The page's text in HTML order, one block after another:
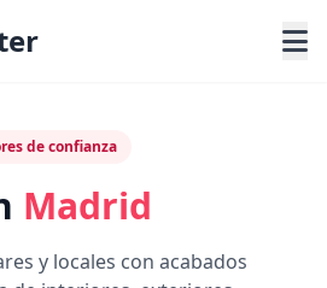
de confianza
Madrid
y locales con acabados